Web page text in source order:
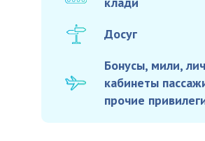
Досуг
Бонусы, мили,
кабинеты
прочие